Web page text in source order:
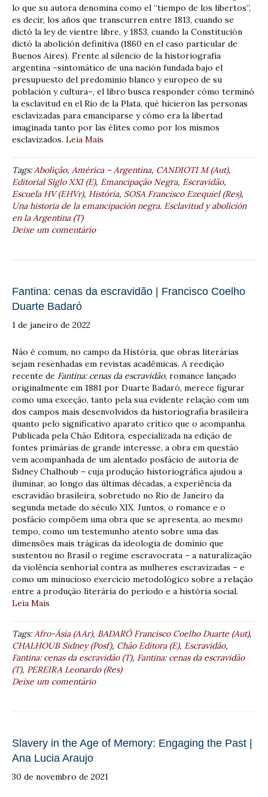
lo que su autora denomina como el “tiempo de los libertos”,
es decir, los años que transcurren entre 1813, cuando se
dictó la ley de vientre libre, y 1853, cuando la Constitución
dictó la abolición definitiva (1860 en el caso particular de
Buenos Aires). Frente al silencio de la historiografía
argentina –sintomático de una nación fundada bajo el
presupuesto del predominio blanco y europeo de su
población y cultura–, el libro busca responder cómo terminó
la esclavitud en el Río de la Plata, qué hicieron las personas
esclavizadas para emanciparse y cómo era la libertad
imaginada tanto por las élites como por los mismos
esclavizados. Leia Mais
Tags:Abolição, América – Argentina, CANDIOTI M (Aut),
Editorial Siglo XXI (E), Emancipação Negra, Escravidão,
Escuela HV (EHVr), História, SOSA Francisco Ezequiel (Res),
Una historia de la emancipación negra. Esclavitud y abolición
en la Argentina (T)
Deixe um comentário
Fantina: cenas da escravidão | Francisco Coelho
Duarte Badaró
1 de janeiro de 2022
Não é comum, no campo da História, que obras literárias
sejam resenhadas em revistas acadêmicas. A reedição
recente de Fantina: cenas da escravidão, romance lançado
originalmente em 1881 por Duarte Badaró, merece figurar
como uma exceção, tanto pela sua evidente relação com um
dos campos mais desenvolvidos da historiografia brasileira
quanto pelo significativo aparato crítico que o acompanha.
Publicada pela Chão Editora, especializada na edição de
fontes primárias de grande interesse, a obra em questão
vem acompanhada de um alentado posfácio de autoria de
Sidney Chalhoub – cuja produção historiográfica ajudou a
iluminar, ao longo das últimas décadas, a experiência da
escravidão brasileira, sobretudo no Rio de Janeiro da
segunda metade do século XIX. Juntos, o romance e o
posfácio compõem uma obra que se apresenta, ao mesmo
tempo, como um testemunho atento sobre uma das
dimensões mais trágicas da ideologia de domínio que
sustentou no Brasil o regime escravocrata – a naturalização
da violência senhorial contra as mulheres escravizadas – e
como um minucioso exercício metodológico sobre a relação
entre a produção literária do período e a história social.
Leia Mais
Tags:Afro-Ásia (AAr), BADARÓ Francisco Coelho Duarte (Aut),
CHALHOUB Sidney (Posf), Chão Editora (E), Escravidão,
Fantina: cenas da escravidão (T), Fantina: cenas da escravidão
(T), PEREIRA Leonardo (Res)
Deixe um comentário
Slavery in the Age of Memory: Engaging the Past |
Ana Lucia Araujo
30 de novembro de 2021